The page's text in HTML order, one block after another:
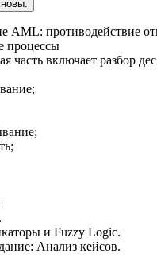
AML: противодействие
процессы
часть включает разбор
и Fuzzy Logic.
Анализ кейсов.